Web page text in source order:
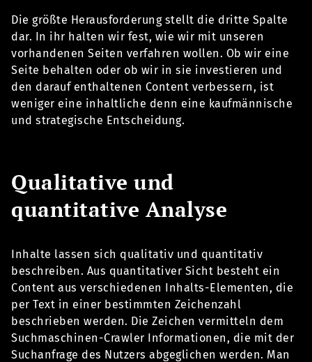
Die größte Herausforderung stellt die dritte Spalte
dar. In ihr halten wir fest, wie wir mit unseren
vorhandenen Seiten verfahren wollen. Ob wir eine
Seite behalten oder ob wir in sie investieren und
den darauf enthaltenen Content verbessern, ist
weniger eine inhaltliche denn eine kaufmännische
und strategische Entscheidung.
Qualitative und
quantitative Analyse
Inhalte lassen sich qualitativ und quantitativ
beschreiben. Aus quantitativer Sicht besteht ein
Content aus verschiedenen Inhalts-Elementen, die
per Text in einer bestimmten Zeichenzahl
beschrieben werden. Die Zeichen vermitteln dem
Suchmaschinen-Crawler Informationen, die mit der
Suchanfrage des Nutzers abgeglichen werden. Man